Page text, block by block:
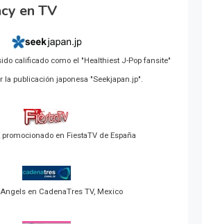
en TV
calificado como el "Healthiest J-Pop fansite"
la publicación japonesa "Seekjapan.jp".
en FiestaTV de España
en CadenaTres TV, Mexico